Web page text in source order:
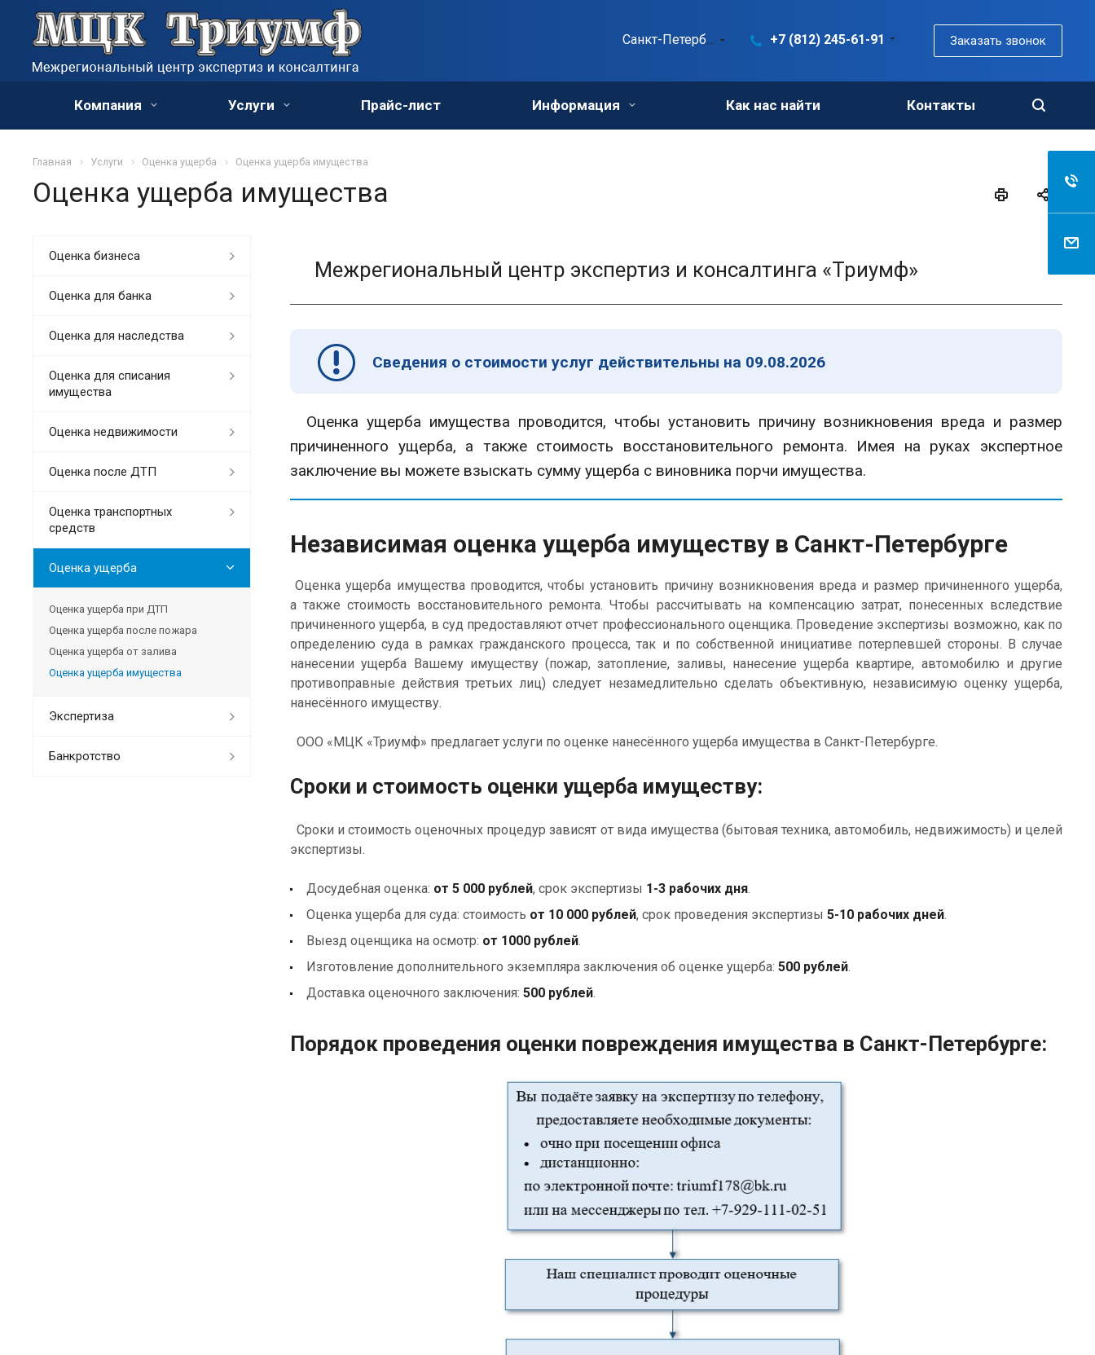
Санкт-Петербург +7 (812) 245-61-91 Заказать звонок
Компания Услуги Прайс-лист Информация Как нас найти Контакты
Главная Услуги Оценка ущерба Оценка ущерба имущества
Оценка ущерба имущества
Межрегиональный центр экспертиз и консалтинга «Триумф»
Сведения о стоимости услуг действительны на 09.08.2026
Оценка ущерба имущества проводится, чтобы установить причину возникновения вреда и размер
причиненного ущерба, а также стоимость восстановительного ремонта. Имея на руках экспертное
заключение вы можете взыскать сумму ущерба с виновника порчи имущества.
Независимая оценка ущерба имуществу в Санкт-Петербурге
Оценка ущерба имущества проводится, чтобы установить причину возникновения вреда и размер причиненного ущерба,
а также стоимость восстановительного ремонта. Чтобы рассчитывать на компенсацию затрат, понесенных вследствие
причиненного ущерба, в суд предоставляют отчет профессионального оценщика. Проведение экспертизы возможно, как по
определению суда в рамках гражданского процесса, так и по собственной инициативе потерпевшей стороны. В случае
нанесении ущерба Вашему имуществу (пожар, затопление, заливы, нанесение ущерба квартире, автомобилю и другие
противоправные действия третьих лиц) следует незамедлительно сделать объективную, независимую оценку ущерба,
нанесённого имуществу.
ООО «МЦК «Триумф» предлагает услуги по оценке нанесённого ущерба имущества в Санкт-Петербурге.
Сроки и стоимость оценки ущерба имуществу:
Сроки и стоимость оценочных процедур зависят от вида имущества (бытовая техника, автомобиль, недвижимость) и целей
экспертизы.
Досудебная оценка: от 5 000 рублей, срок экспертизы 1-3 рабочих дня.
Оценка ущерба для суда: стоимость от 10 000 рублей, срок проведения экспертизы 5-10 рабочих дней.
Выезд оценщика на осмотр: от 1000 рублей.
Изготовление дополнительного экземпляра заключения об оценке ущерба: 500 рублей.
Доставка оценочного заключения: 500 рублей.
Порядок проведения оценки повреждения имущества в Санкт-Петербурге:
Оценка бизнеса
Оценка для банка
Оценка для наследства
Оценка для списания
имущества
Оценка недвижимости
Оценка после ДТП
Оценка транспортных
средств
Оценка ущерба
Оценка ущерба при ДТП
Оценка ущерба после пожара
Оценка ущерба от залива
Оценка ущерба имущества
Экспертиза
Банкротство